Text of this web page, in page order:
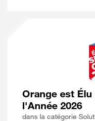
Orange est
l'Année 2026
dans la catégorie